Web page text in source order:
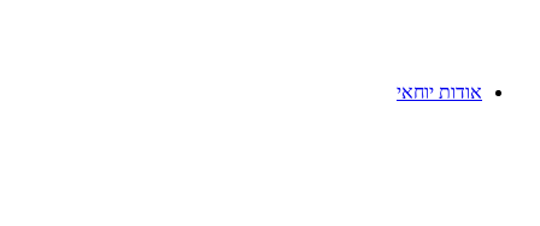
אודות יוחאי